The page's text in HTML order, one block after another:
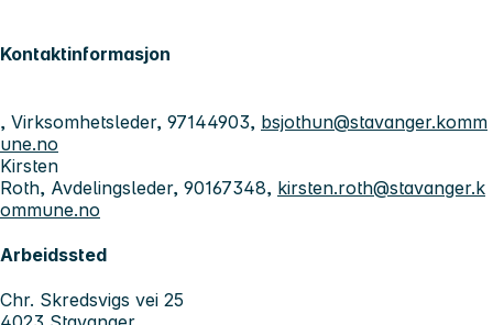
Kontaktinformasjon
, Virksomhetsleder, 97144903, bsjothun@stavanger.komm
une.no
Kirsten
Roth, Avdelingsleder, 90167348, kirsten.roth@stavanger.k
ommune.no
Arbeidssted
Chr. Skredsvigs vei 25